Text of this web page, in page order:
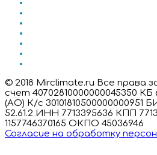
© 2018 Mirclimate.ru Все права
счет 40702810000000045350
(АО) К/с 30101810500000000951
52.61.2 ИНН 7713395636 КПП
1157746370165 ОКПО 45036946
Согласие на обработку